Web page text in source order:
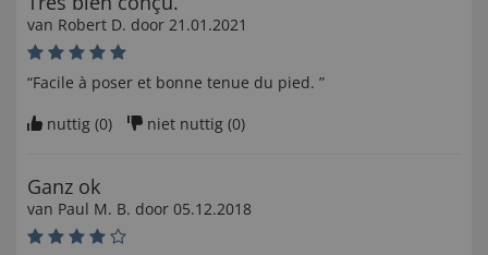
van Robert D. door 21.01.2021
“Facile à poser et bonne tenue du pied. ”
nuttig (0) niet nuttig (0)
Ganz ok
van Paul M. B. door 05.12.2018